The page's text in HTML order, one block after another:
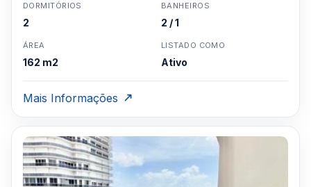
DORMITÓRIOS
2
BANHEIROS
2 / 1
ÁREA
162 m2
LISTADO COMO
Ativo
Mais Informações